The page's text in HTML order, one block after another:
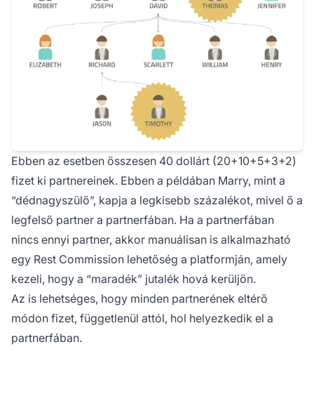
Ebben az esetben összesen 40 dollárt (20+10+5+3+2)
fizet ki partnereinek. Ebben a példában Marry, mint a
“dédnagyszülő”, kapja a legkisebb százalékot, mivel ő a
legfelső partner a partnerfában. Ha a partnerfában
nincs ennyi partner, akkor manuálisan is alkalmazható
egy Rest Commission lehetőség a platformján, amely
kezeli, hogy a “maradék” jutalék hová kerüljön.
Az is lehetséges, hogy minden partnerének eltérő
módon fizet, függetlenül attól, hol helyezkedik el a
partnerfában.